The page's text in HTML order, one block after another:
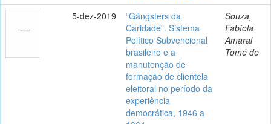
5-dez-2019
“Gângsters da
Caridade”. Sistema
Político Subvencional
brasileiro e a
manutenção de
formação de clientela
eleitoral no período da
experiência
democrática, 1946 a
Souza,
Fabíola
Amaral
Tomé de